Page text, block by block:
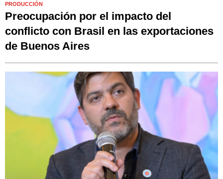
PRODUCCIÓN
Preocupación por el impacto del
conflicto con Brasil en las exportaciones
de Buenos Aires